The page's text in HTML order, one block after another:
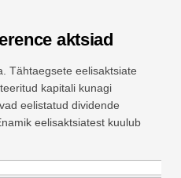
aktsiad
Tähtaegsete eelisaktsiate
kapitali kunagi
eelistatud dividende
eelisaktsiatest kuulub